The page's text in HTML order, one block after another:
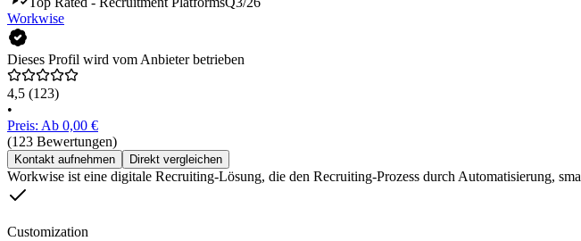
Workwise
Dieses Profil wird vom Anbieter betrieben
4,5 (123)
•
Preis: Ab 0,00 €
(123 Bewertungen)
Kontakt aufnehmen Direkt vergleichen
Workwise ist eine digitale Recruiting-Lösung, die den Recruiting-Prozess durch Automatisierung,
Customization